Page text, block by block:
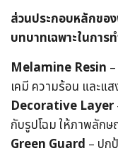
ส่วนประกอบหลักขอ
บทบาทเฉพาะในกา
Melamine Resin
เคมี ความร้อน และแ
Decorative Layer
กับรูปโฉม ให้ภาพลัก
Green Guard – ปก